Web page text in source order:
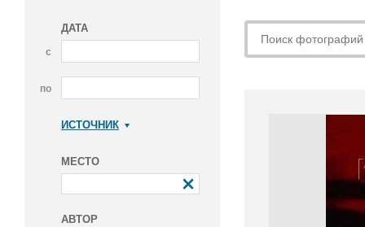
ДАТА
с
по
ИСТОЧНИК
МЕСТО
АВТОР